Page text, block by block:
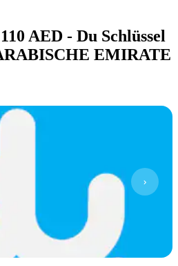
AED - Du Schlüssel
EMIRATE